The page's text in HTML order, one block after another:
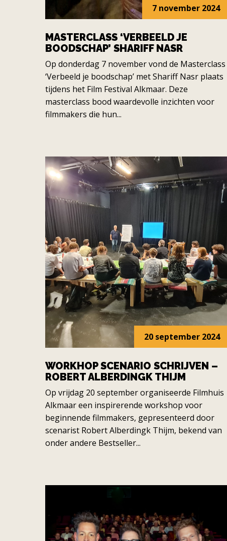
7 november 2024
MASTERCLASS ‘VERBEELD JE
BOODSCHAP’ SHARIFF NASR
Op donderdag 7 november vond de Masterclass
‘Verbeeld je boodschap’ met Shariff Nasr plaats
tijdens het Film Festival Alkmaar. Deze
masterclass bood waardevolle inzichten voor
filmmakers die hun...
20 september 2024
WORKHOP SCENARIO SCHRIJVEN –
ROBERT ALBERDINGK THIJM
Op vrijdag 20 september organiseerde Filmhuis
Alkmaar een inspirerende workshop voor
beginnende filmmakers, gepresenteerd door
scenarist Robert Alberdingk Thijm, bekend van
onder andere Bestseller...